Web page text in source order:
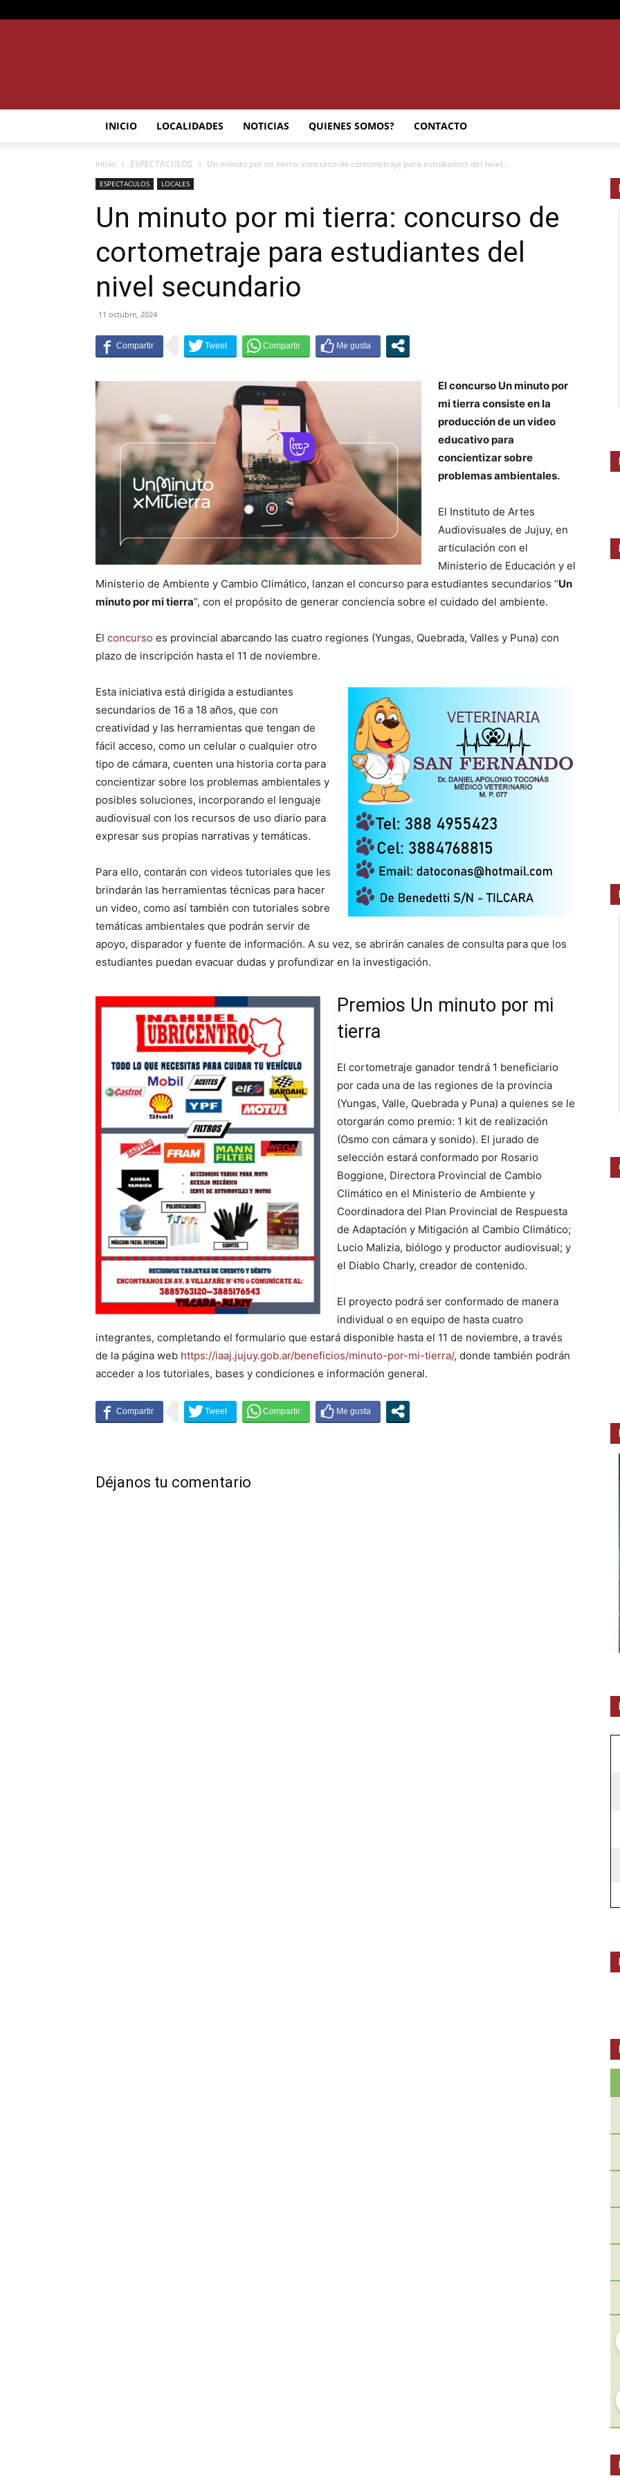
SEMANARIO
INICIO LOCALIDADES NOTICIAS QUIENES SOMOS? CONTACTO
Inicio ESPECTACULOS Un minuto por mi tierra: concurso de cortometraje para estudiantes del nivel...
ESPECTACULOS LOCALES
Un minuto por mi tierra: concurso de
cortometraje para estudiantes del
nivel secundario
11 octubre, 2024
El concurso Un minuto por
mi tierra consiste en la
producción de un video
educativo para
concientizar sobre
problemas ambientales.
El Instituto de Artes
Audiovisuales de Jujuy, en
articulación con el
Ministerio de Educación y el
Ministerio de Ambiente y Cambio Climático, lanzan el concurso para estudiantes secundarios “Un
minuto por mi tierra”, con el propósito de generar conciencia sobre el cuidado del ambiente.
El concurso es provincial abarcando las cuatro regiones (Yungas, Quebrada, Valles y Puna) con
plazo de inscripción hasta el 11 de noviembre.
Esta iniciativa está dirigida a estudiantes
secundarios de 16 a 18 años, que con
creatividad y las herramientas que tengan de
fácil acceso, como un celular o cualquier otro
tipo de cámara, cuenten una historia corta para
concientizar sobre los problemas ambientales y
posibles soluciones, incorporando el lenguaje
audiovisual con los recursos de uso diario para
expresar sus propias narrativas y temáticas.
Para ello, contarán con videos tutoriales que les
brindarán las herramientas técnicas para hacer
un video, como así también con tutoriales sobre
temáticas ambientales que podrán servir de
apoyo, disparador y fuente de información. A su vez, se abrirán canales de consulta para que los
estudiantes puedan evacuar dudas y profundizar en la investigación.
Premios Un minuto por mi
tierra
El cortometraje ganador tendrá 1 beneficiario
por cada una de las regiones de la provincia
(Yungas, Valle, Quebrada y Puna) a quienes se le
otorgarán como premio: 1 kit de realización
(Osmo con cámara y sonido). El jurado de
selección estará conformado por Rosario
Boggione, Directora Provincial de Cambio
Climático en el Ministerio de Ambiente y
Coordinadora del Plan Provincial de Respuesta
de Adaptación y Mitigación al Cambio Climático;
Lucio Malizia, biólogo y productor audiovisual; y
el Diablo Charly, creador de contenido.
El proyecto podrá ser conformado de manera
individual o en equipo de hasta cuatro
integrantes, completando el formulario que estará disponible hasta el 11 de noviembre, a través
de la página web https://iaaj.jujuy.gob.ar/beneficios/minuto-por-mi-tierra/, donde también podrán
acceder a los tutoriales, bases y condiciones e información general.
Déjanos tu comentario